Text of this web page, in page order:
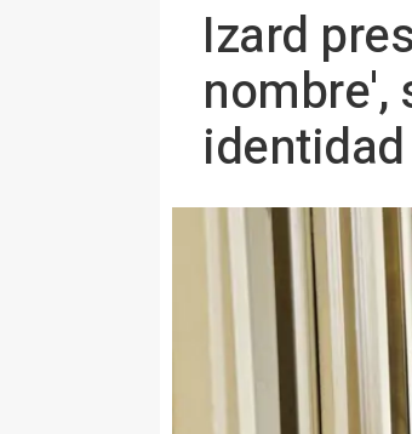
Izard
nombre',
identidad